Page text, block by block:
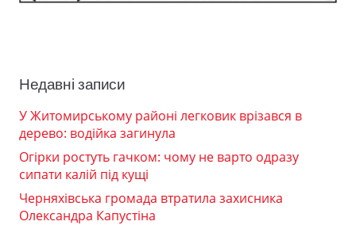
Недавні записи
У Житомирському районі легковик врізався в
дерево: водійка загинула
Огірки ростуть гачком: чому не варто одразу
сипати калій під кущі
Черняхівська громада втратила захисника
Олександра Капустіна